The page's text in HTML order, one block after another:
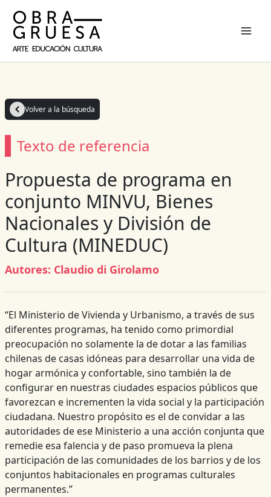
contenido
Volver a la búsqueda
Texto de referencia
Propuesta de programa en
conjunto MINVU, Bienes
Nacionales y División de
Cultura (MINEDUC)
Autores: Claudio di Girolamo
“El Ministerio de Vivienda y Urbanismo, a través de sus
diferentes programas, ha tenido como primordial
preocupación no solamente la de dotar a las familias
chilenas de casas idóneas para desarrollar una vida de
hogar armónica y confortable, sino también la de
configurar en nuestras ciudades espacios públicos que
favorezcan e incrementen la vida social y la participación
ciudadana. Nuestro propósito es el de convidar a las
autoridades de ese Ministerio a una acción conjunta que
remedie esa falencia y de paso promueva la plena
participación de las comunidades de los barrios y de los
conjuntos habitacionales en programas culturales
permanentes.”